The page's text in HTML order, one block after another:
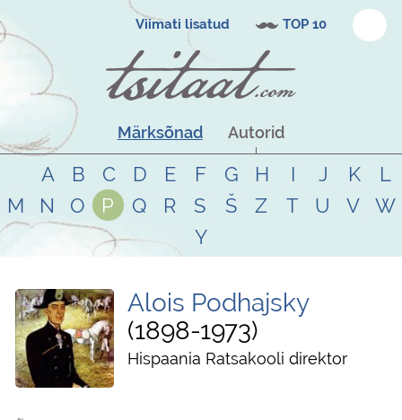
Viimati lisatud TOP 10
Märksõnad Autorid
A B C D E F G H I J K
L
M
N O P Q R S Š Z T U V
W
Y
Alois Podhajsky
1898-1973
Hispaania Ratsakooli direktor